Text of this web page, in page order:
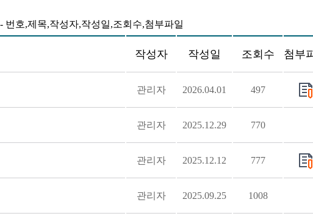
번호,제목,작성자,작성일,조회수,첨부파일
작성자 작성일 조회수 첨부
관리자 2026.04.01 497
관리자 2025.12.29 770
관리자 2025.12.12 777
관리자 2025.09.25 1008